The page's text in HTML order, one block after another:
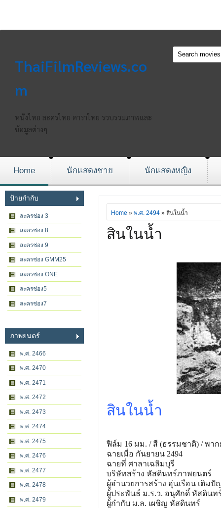
ThaiFilmReviews.co
m
หนังไทย ละครไทย ดาราไทย รวบรวมภาพและ
ข้อมูลต่างๆ
Home นักแสดงชาย นักแสดงหญิง
ป้ายกำกับ
ละครช่อง 3
ละครช่อง 8
ละครช่อง 9
ละครช่อง GMM25
ละครช่อง ONE
ละครช่อง5
ละครช่อง7
ภาพยนตร์
พ.ศ. 2466
พ.ศ. 2470
พ.ศ. 2471
พ.ศ. 2472
พ.ศ. 2473
พ.ศ. 2474
พ.ศ. 2475
พ.ศ. 2476
พ.ศ. 2477
พ.ศ. 2478
พ.ศ. 2479
Home » พ.ศ. 2494 » สินในน้ำ
สินในน้ำ
สินในน้ำ
ฟิล์ม 16 มม. / สี (ธรรมชาติ) / พาก
ฉายเมื่อ กันยายน 2494
ฉายที่ ศาลาเฉลิมบุรี
บริษัทสร้าง หัสดินทร์ภาพยนตร์
ผู้อํานวยการสร้าง อุ่นเรือน เติม
ผู้ประพันธ์ ม.ร.ว. อนุศักดิ์ หัสดินท
ผู้กํากับ ม.ล. เผชิญ หัสดินทร์